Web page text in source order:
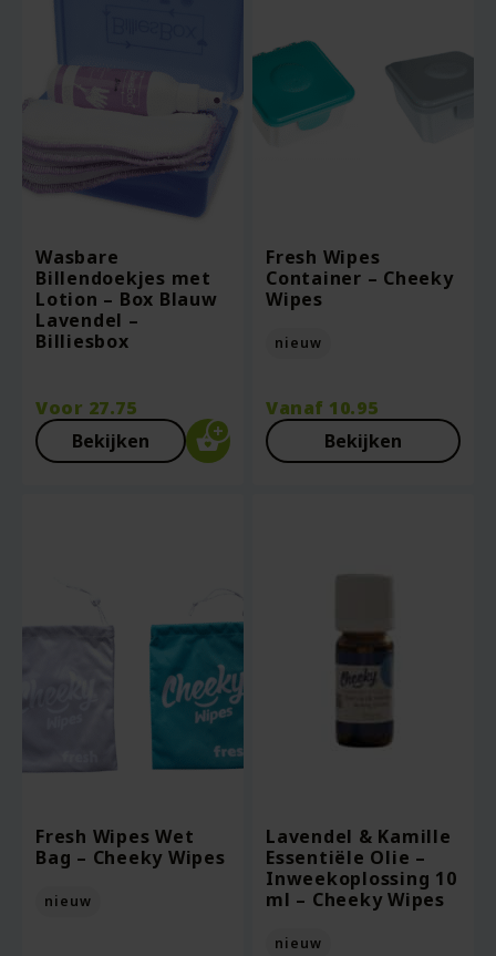
Wasbare
Billendoekjes met
Lotion – Box Blauw
Lavendel –
Billiesbox
Voor 27.75
Bekijken
Fresh Wipes
Container – Cheeky
Wipes
nieuw
Vanaf 10.95
Bekijken
Fresh Wipes Wet
Bag – Cheeky Wipes
nieuw
Lavendel & Kamille
Essentiële Olie –
Inweekoplossing 10
ml – Cheeky Wipes
nieuw